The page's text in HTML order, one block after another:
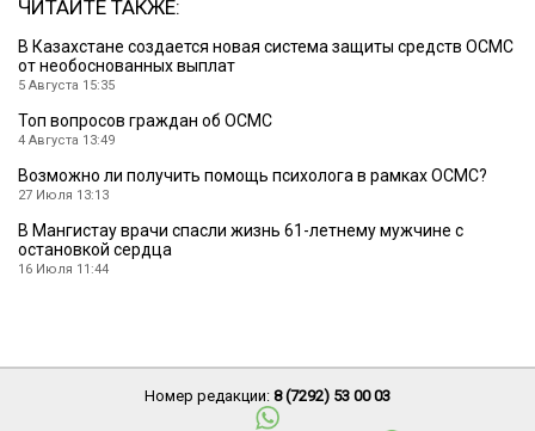
ЧИТАЙТЕ ТАКЖЕ:
В Казахстане создается новая система защиты средств ОСМС
от необоснованных выплат
5 Августа 15:35
Топ вопросов граждан об ОСМС
4 Августа 13:49
Возможно ли получить помощь психолога в рамках ОСМС?
27 Июля 13:13
В Мангистау врачи спасли жизнь 61-летнему мужчине с
остановкой сердца
16 Июля 11:44
Номер редакции: 8 (7292) 53 00 03